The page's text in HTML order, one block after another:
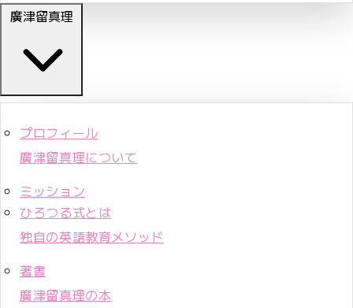
廣津留真理
プロフィール
廣津留真理について
ミッション
ひろつる式とは
独自の英語教育メソッド
著書
廣津留真理の本